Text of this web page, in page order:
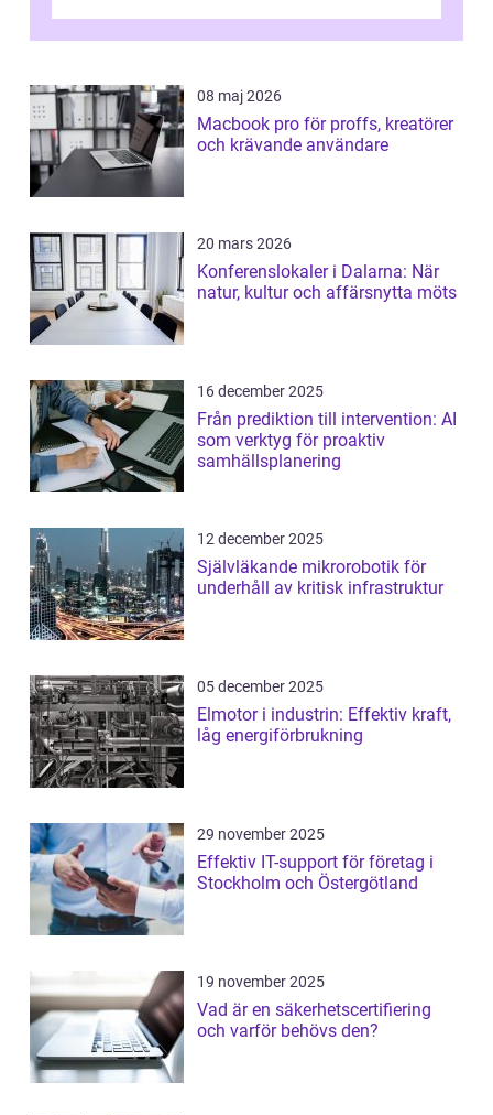
08 maj 2026
Macbook pro för proffs, kreatörer
och krävande användare
20 mars 2026
Konferenslokaler i Dalarna: När
natur, kultur och affärsnytta möts
16 december 2025
Från prediktion till intervention: AI
som verktyg för proaktiv
samhällsplanering
12 december 2025
Självläkande mikrorobotik för
underhåll av kritisk infrastruktur
05 december 2025
Elmotor i industrin: Effektiv kraft,
låg energiförbrukning
29 november 2025
Effektiv IT-support för företag i
Stockholm och Östergötland
19 november 2025
Vad är en säkerhetscertifiering
och varför behövs den?